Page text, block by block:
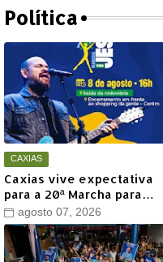
Política
CAXIAS
Caxias vive expectativa
para a 20ª Marcha para
Jesus com show de Marcus
Salles
agosto 07, 2026